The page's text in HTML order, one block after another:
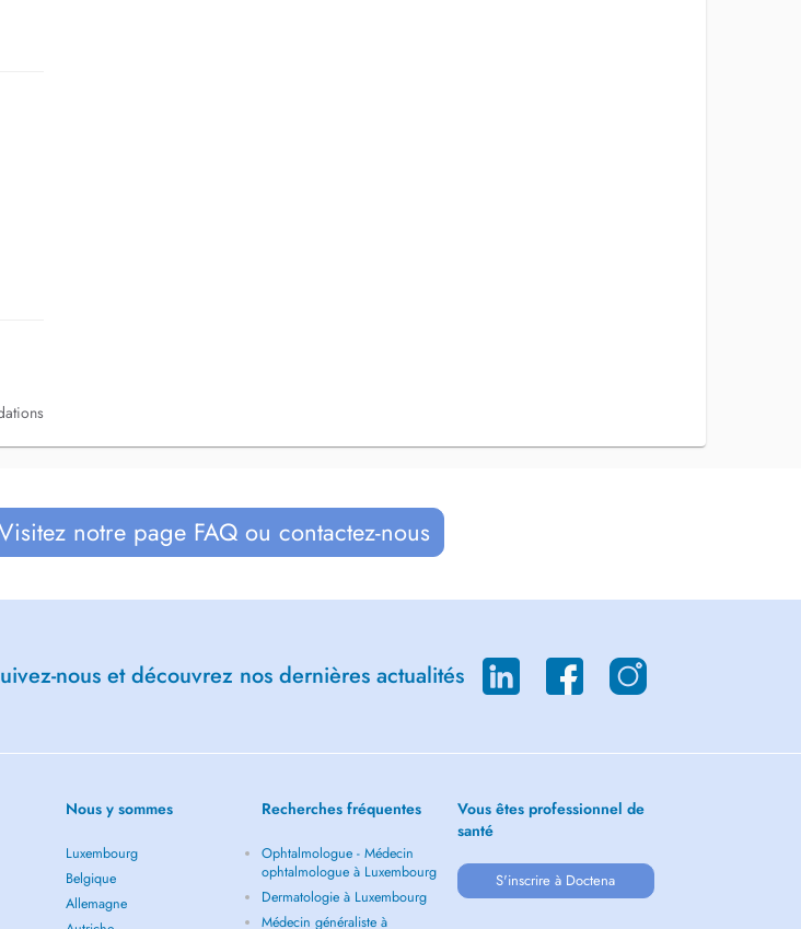
notre page FAQ ou contactez-nous
nous et découvrez nos dernières actualités
Nous y sommes
Luxembourg
Belgique
Allemagne
Recherches fréquentes
Ophtalmologue - Médecin
ophtalmologue à Luxembourg
Dermatologie à Luxembourg
Médecin généraliste à
Vous êtes professionnel de
santé
S'inscrire à Doctena